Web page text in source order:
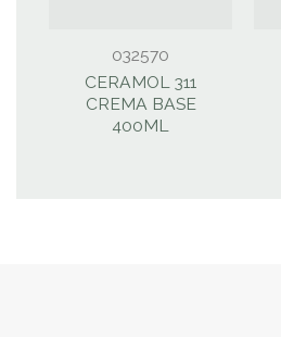
032570
CERAMOL 311
CREMA BASE
400ML